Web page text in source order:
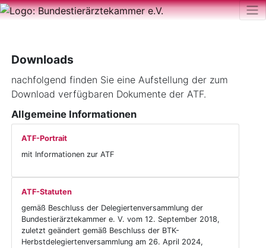
Downloads
nachfolgend finden Sie eine Aufstellung der zum
Download verfügbaren Dokumente der ATF.
Allgemeine Informationen
ATF-Portrait
mit Informationen zur ATF
ATF-Statuten
gemäß Beschluss der Delegiertenversammlung der
Bundestierärztekammer e. V. vom 12. September 2018,
zuletzt geändert gemäß Beschluss der BTK-
Herbstdelegiertenversammlung am 26. April 2024,